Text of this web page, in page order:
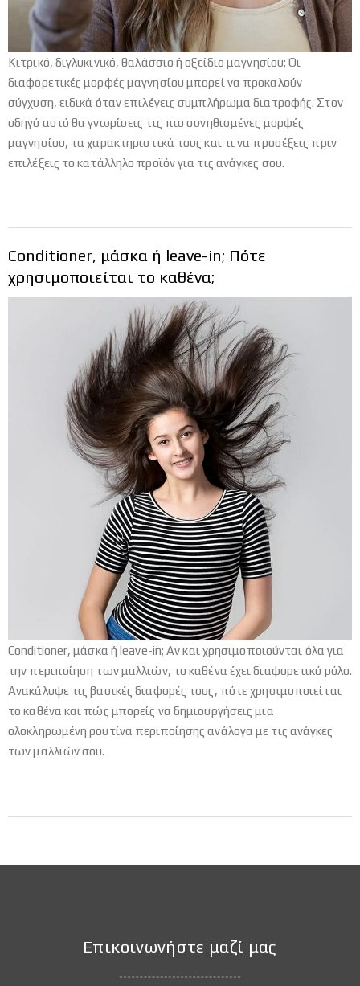
Κιτρικό, διγλυκινικό, θαλάσσιο ή οξείδιο μαγνησίου; Οι
διαφορετικές μορφές μαγνησίου μπορεί να προκαλούν
σύγχυση, ειδικά όταν επιλέγεις συμπλήρωμα διατροφής. Στον
οδηγό αυτό θα γνωρίσεις τις πιο συνηθισμένες μορφές
μαγνησίου, τα χαρακτηριστικά τους και τι να προσέξεις πριν
επιλέξεις το κατάλληλο προϊόν για τις ανάγκες σου.
Conditioner, μάσκα ή leave-in; Πότε
χρησιμοποιείται το καθένα;
Conditioner, μάσκα ή leave-in; Αν και χρησιμοποιούνται όλα για
την περιποίηση των μαλλιών, το καθένα έχει διαφορετικό ρόλο.
Ανακάλυψε τις βασικές διαφορές τους, πότε χρησιμοποιείται
το καθένα και πώς μπορείς να δημιουργήσεις μια
ολοκληρωμένη ρουτίνα περιποίησης ανάλογα με τις ανάγκες
των μαλλιών σου.
Επικοινωνήστε μαζί μας